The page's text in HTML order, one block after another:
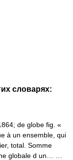
словарях:
de globe fig. «
à un ensemble, qui
total. Somme
globale d un… …